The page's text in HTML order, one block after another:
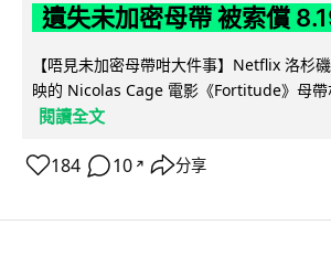
遺失未加密母帶 被索償
【唔見未加密母帶咁大件事】Netflix 洛杉
映的 Nicolas Cage 電影《Fortitude》母帶
閱讀全文
184 10 ↗ 分享